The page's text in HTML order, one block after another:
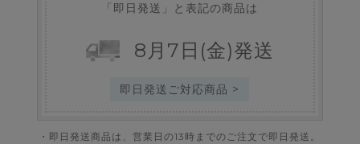
「即日発送」と表記の商品は
8 月 7 日 (金)発送
即日発送ご対応商品 >
・即日発送商品は、営業日の13時までのご注文で即日発送。